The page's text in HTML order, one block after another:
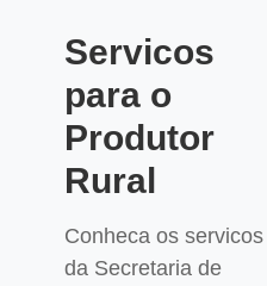
Servicos
para o
Produtor
Rural
Conheca os servicos
da Secretaria de